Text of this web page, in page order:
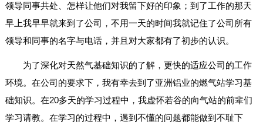
领导同事共处、怎样让他们对我留下好的印象；到了工作的那天
早上我早早就来到了公司，不用一天的时间我就记住了公司所有
领导和同事的名字与电话，并且对大家都有了初步的认识。
为了深化对天然气基础知识的了解，更快的适应公司的工作
环境。在公司的要求下，我有幸去到了亚洲铝业的燃气站学习基
础知识。在20多天的学习过程中，我虚怀若谷的向气站的前辈们
学习请教。在学习的过程中，遇到不懂的问题都能做到不耻下